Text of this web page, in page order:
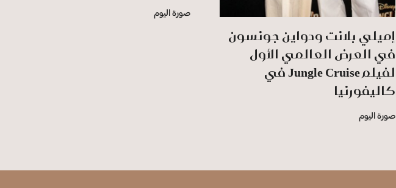
إميلي بلانت ودواين جونسون
في العرض العالمي الأول
لفيلم Jungle Cruise في
كاليفورنيا
صورة اليوم
صورة اليوم